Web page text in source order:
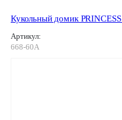
Кукольный домик
Артикул:
668-60A